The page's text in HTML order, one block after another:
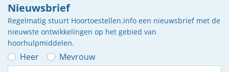
Nieuwsbrief
Regelmatig stuurt Hoortoestellen.info een nieuwsbrief met de
nieuwste ontwikkelingen op het gebied van
hoorhulpmiddelen.
Heer Mevrouw